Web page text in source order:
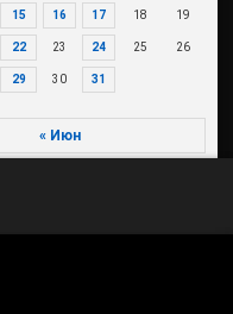
15 16 17 18 19
22 23 24 25 26
29 30 31
« Июн